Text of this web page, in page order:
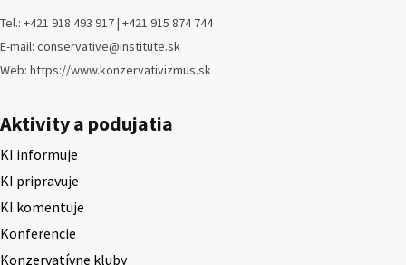
Tel.: +421 918 493 917 | +421 915 874 744
E-mail: conservative@institute.sk
Web: https://www.konzervativizmus.sk
Aktivity a podujatia
KI informuje
KI pripravuje
KI komentuje
Konferencie
Konzervatívne kluby